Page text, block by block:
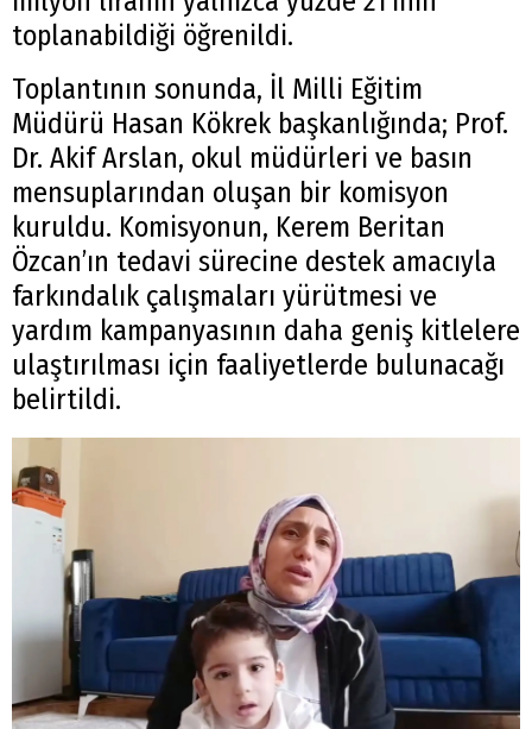
toplanabildiği öğrenildi.
Toplantının sonunda, İl Milli Eğitim
Müdürü Hasan Kökrek başkanlığında; Prof.
Dr. Akif Arslan, okul müdürleri ve basın
mensuplarından oluşan bir komisyon
kuruldu. Komisyonun, Kerem Beritan
Özcan’ın tedavi sürecine destek amacıyla
farkındalık çalışmaları yürütmesi ve
yardım kampanyasının daha geniş kitlelere
ulaştırılması için faaliyetlerde bulunacağı
belirtildi.
Popüler
Aramalar:
Ağrı
Doğubayazıt